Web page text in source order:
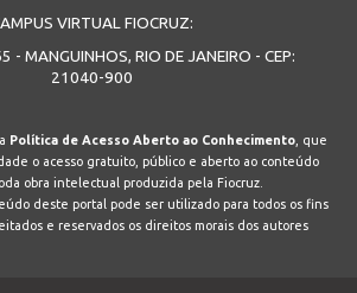
VIRTUAL FIOCRUZ:
- MANGUINHOS, RIO DE JANEIRO - CEP:
21040-900
Política de Acesso Aberto ao Conhecimento, que
o acesso gratuito, público e aberto ao conteúdo
obra intelectual produzida pela Fiocruz.
deste portal pode ser utilizado para todos os fins
e reservados os direitos morais dos autores